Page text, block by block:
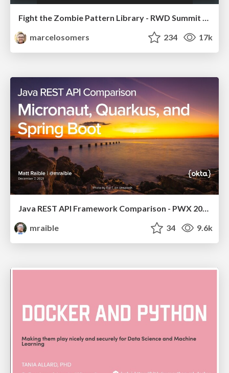
Fight the Zombie Pattern Library - RWD Summit 2016
marcelosomers
234 17k
Java REST API Framework Comparison - PWX 2021
mraible
34 9.6k